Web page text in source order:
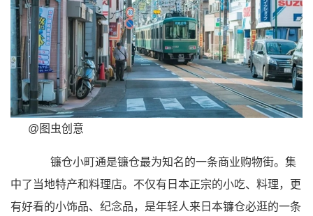
@图虫创意
镰仓小町通是镰仓最为知名的一条商业购物街。集
中了当地特产和料理店。不仅有日本正宗的小吃、料理，更
有好看的小饰品、纪念品，是年轻人来日本镰仓必逛的一条